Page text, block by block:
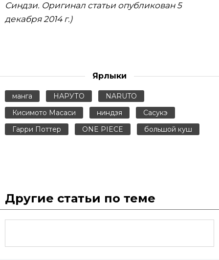
Синдзи. Оригинал статьи опубликован 5
декабря 2014 г.)
Ярлыки
манга НАРУТО
NARUTO
Кисимото Масаси
ниндзя
Сасукэ
Гарри Поттер
ONE PIECE большой куш
Другие статьи по теме